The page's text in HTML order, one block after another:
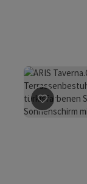
Beitrag